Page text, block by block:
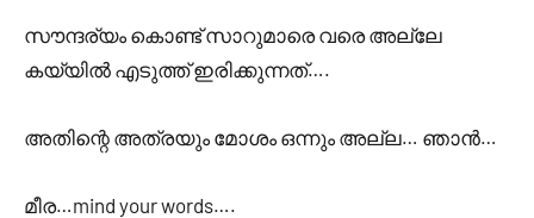
സൗന്ദര്യം കൊണ്ട് സാറുമാരെ വരെ അല്ലേ
കയ്യിൽ എടുത്ത് ഇരിക്കുന്നത്….
അതിന്റെ അത്രയും മോശം ഒന്നും അല്ല… ഞാൻ…
മീര…mind your words….